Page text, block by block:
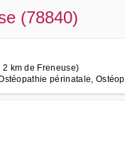
(78840)
km de Freneuse)
périnatale, Ostéop